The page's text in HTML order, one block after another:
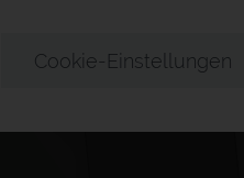
Cookie-Einstellungen